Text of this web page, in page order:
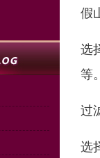
假
选
等
过
选